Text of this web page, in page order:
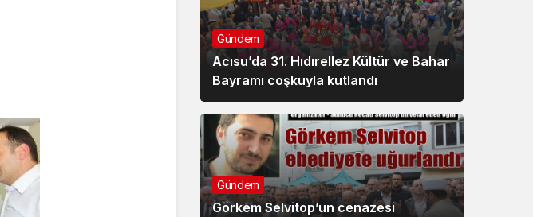
Gündem
Acısu’da 31. Hıdırellez Kültür ve Bahar
Bayramı coşkuyla kutlandı
Gündem
Görkem Selvitop’un cenazesi